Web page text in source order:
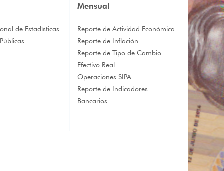
de Estadísticas
Mensual
Reporte de Actividad Económica
Reporte de Inflación
Reporte de Tipo de Cambio
Efectivo Real
Operaciones SIPA
Reporte de Indicadores
Bancarios